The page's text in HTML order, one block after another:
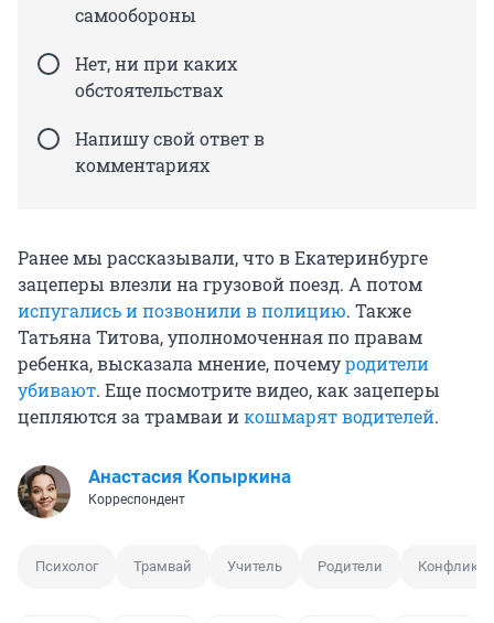
самообороны
Нет, ни при каких
обстоятельствах
Напишу свой ответ в
комментариях
Ранее мы рассказывали, что в Екатеринбурге
зацеперы влезли на грузовой поезд. А потом
испугались и позвонили в полицию. Также
Татьяна Титова, уполномоченная по правам
ребенка, высказала мнение, почемуродители
убивают. Еще посмотрите видео, как зацеперы
цепляются за трамваи икошмарят водителей.
Анастасия Копыркина
Корреспондент
Психолог Трамвай Учитель Родители Конфликт